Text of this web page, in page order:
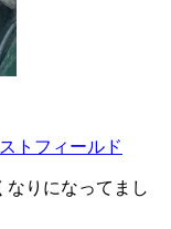
トフィールド
なりになってまし